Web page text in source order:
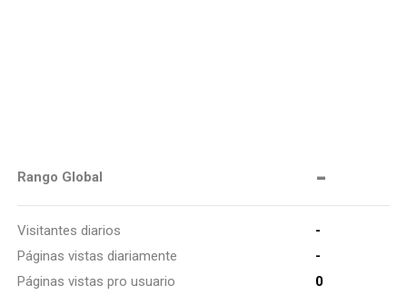
Rango Global -
Visitantes diarios
-
Páginas vistas diariamente
-
Páginas vistas pro usuario
0